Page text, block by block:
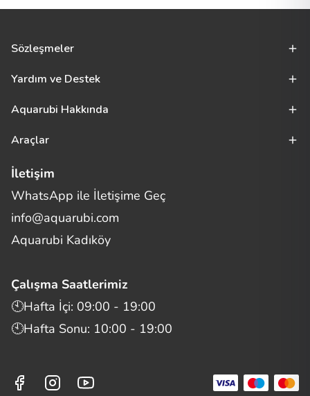
Sözleşmeler
Yardım ve Destek
Aquarubi Hakkında
Araçlar
İletişim
WhatsApp ile İletişime Geç
info@aquarubi.com
Aquarubi Kadıköy
Çalışma Saatlerimiz
🕙Hafta İçi: 09:00 - 19:00
🕙Hafta Sonu: 10:00 - 19:00
Merhaba! Size nasıl yardımcı
olabilirim?
Bilgi
Müşteri Destek